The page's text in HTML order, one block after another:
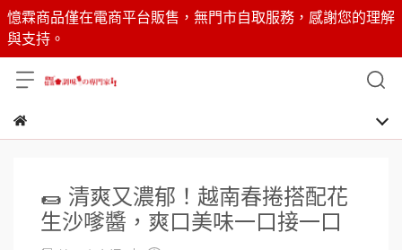
憶霖商品僅在電商平台販售，無門市自取服務，感謝您的理解
與支持。
🌯 清爽又濃郁！越南春捲搭配花
生沙嗲醬，爽口美味一口接一口